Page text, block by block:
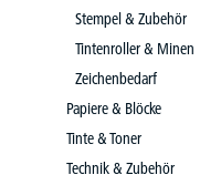
Stempel & Zubehör
Tintenroller & Minen
Zeichenbedarf
Papiere & Blöcke
Tinte & Toner
Technik & Zubehör